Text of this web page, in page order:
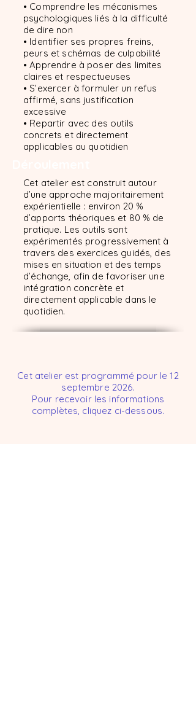
• Comprendre les mécanismes
psychologiques liés à la difficulté
de dire non
• Identifier ses propres freins,
peurs et schémas de culpabilité
• Apprendre à poser des limites
claires et respectueuses
• S’exercer à formuler un refus
affirmé, sans justification
excessive
• Repartir avec des outils
concrets et directement
applicables au quotidien
Cet atelier est construit autour
d’une approche majoritairement
expérientielle : environ 20 %
d’apports théoriques et 80 % de
pratique. Les outils sont
expérimentés progressivement à
travers des exercices guidés, des
mises en situation et des temps
d’échange, afin de favoriser une
intégration concrète et
directement applicable dans le
quotidien.
Cet atelier est programmé pour le 12
septembre 2026.
Pour recevoir les informations
complètes, cliquez ci-dessous.